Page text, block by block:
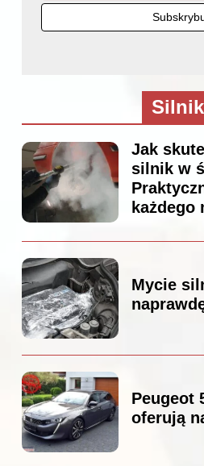
Jak
silnik w
każdego
Mycie
Peugeot
oferują